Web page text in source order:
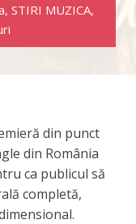
, STIRI MUZICA,
din punct
din România
ca publicul să
completă,